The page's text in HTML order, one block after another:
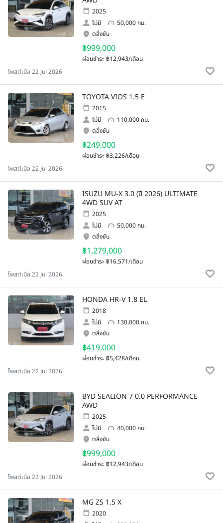
2025
ไม่มี
50,000 กม.
฿999,000
ผ่อนชำระ ฿12,943/เดือน
ตลิ่งชัน
โพสต์เมื่อ 22 Jul 2026
TOYOTA VIOS 1.5 E
2015
ไม่มี
110,000 กม.
฿249,000
ผ่อนชำระ ฿3,226/เดือน
ตลิ่งชัน
โพสต์เมื่อ 22 Jul 2026
ISUZU MU-X 3.0 (ปี 2026) ULTIMATE
4WD SUV AT
2025
ไม่มี
50,000 กม.
฿1,279,000
ผ่อนชำระ ฿16,571/เดือน
ตลิ่งชัน
โพสต์เมื่อ 22 Jul 2026
HONDA HR-V 1.8 EL
2018
ไม่มี
130,000 กม.
฿419,000
ผ่อนชำระ ฿5,428/เดือน
ตลิ่งชัน
โพสต์เมื่อ 22 Jul 2026
BYD SEALION 7 0.0 PERFORMANCE
AWD
2025
ไม่มี
40,000 กม.
฿999,000
ผ่อนชำระ ฿12,943/เดือน
ตลิ่งชัน
โพสต์เมื่อ 22 Jul 2026
MG ZS 1.5 X
2020